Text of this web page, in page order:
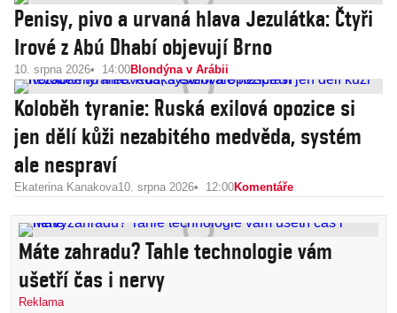
Penisy, pivo a urvaná hlava Jezulátka: Čtyři
Irové z Abú Dhabí objevují Brno
10. srpna 2026 14:00Blondýna v Arábii
Koloběh tyranie: Ruská exilová opozice si
jen dělí kůži nezabitého medvěda, systém
ale nespraví
Ekaterina Kanakova10. srpna 2026 12:00Komentáře
Máte zahradu? Tahle technologie vám
ušetří čas i nervy
Reklama